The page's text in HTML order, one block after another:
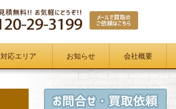
対応エリア お知らせ 会社概要